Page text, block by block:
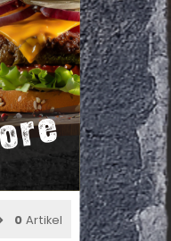
0 Artikel